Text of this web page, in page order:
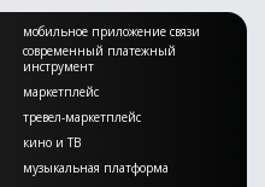
мобильное приложение связи
современный платежный
инструмент
маркетплейс
тревел-маркетплейс
кино и ТВ
музыкальная платформа